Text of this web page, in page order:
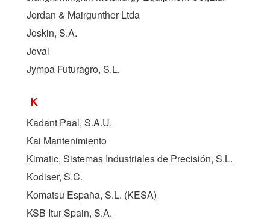
Jordan & Mairgunther Ltda
Joskin, S.A.
Joval
Jympa Futuragro, S.L.
K
Kadant Paal, S.A.U.
Kai Mantenimiento
Kimatic, Sistemas Industriales de Precisión, S.L.
Kodiser, S.C.
Komatsu España, S.L. (KESA)
KSB Itur Spain, S.A.